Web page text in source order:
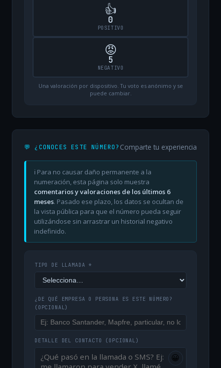
👍
0
POSITIVO
😡
5
NEGATIVO
Una valoración por dispositivo. Tu voto es anónimo y se
puede cambiar.
💬 ¿CONOCES ESTE NÚMERO? Comparte tu experiencia
ℹ️ Para no causar daño permanente a la
numeración, esta página solo muestra
comentarios y valoraciones de los últimos 6
meses. Pasado ese plazo, los datos se ocultan de
la vista pública para que el número pueda seguir
utilizándose sin arrastrar un historial negativo
indefinido.
TIPO DE LLAMADA *
¿DE QUÉ EMPRESA O PERSONA ES ESTE NÚMERO?
(OPCIONAL)
DETALLE DEL CONTACTO (OPCIONAL)
😀